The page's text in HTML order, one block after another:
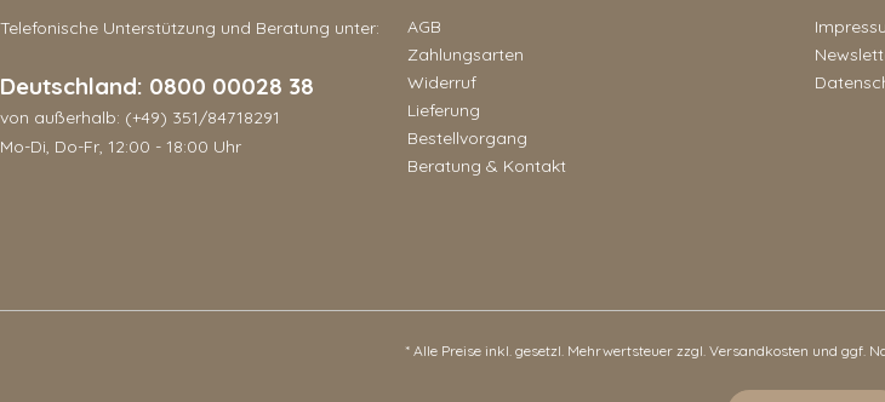
Telefonische Unterstützung und Beratung unter:
Deutschland: 0800 00028 38
von außerhalb: (+49) 351/84718291
Mo-Di, Do-Fr, 12:00 - 18:00 Uhr
AGB
Zahlungsarten
Widerruf
Lieferung
Bestellvorgang
Beratung & Kontakt
* Alle Preise inkl. gesetzl. Mehrwertsteuer zzgl. Versandkosten und ggf.